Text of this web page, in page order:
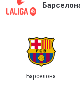
Барселона